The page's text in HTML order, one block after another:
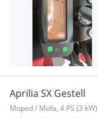
Aprilia SX Gestell
Moped / Mofa, 4 PS (3 kW)